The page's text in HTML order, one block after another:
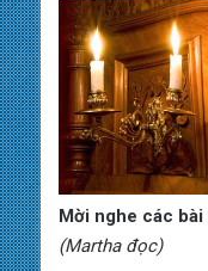
Mời nghe các
(Martha đọc)